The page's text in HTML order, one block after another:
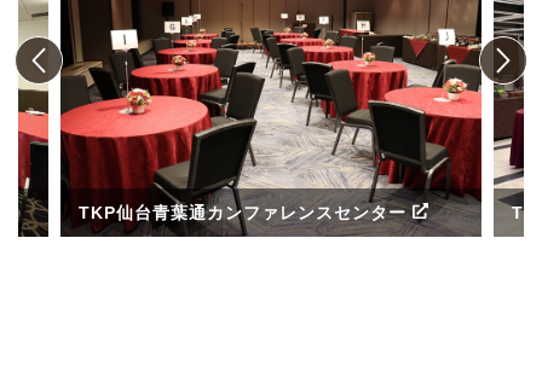
TKP仙台青葉通カンファレンスセンター
ル